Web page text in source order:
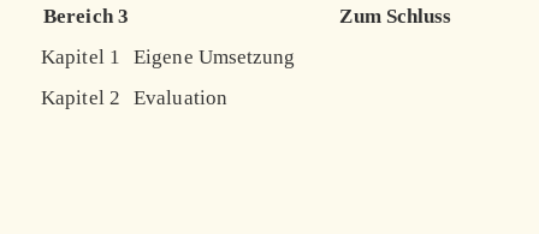
Bereich 3
Zum Schluss
Kapitel 1
Eigene Umsetzung
Kapitel 2
Evaluation